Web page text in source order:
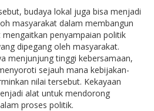
budaya lokal juga bisa menjadi
masyarakat dalam membangun
penyampaian politik
dipegang oleh masyarakat.
menjunjung tinggi kebersamaan,
sejauh mana kebijakan-
nilai tersebut. Kekayaan
alat untuk mendorong
proses politik.